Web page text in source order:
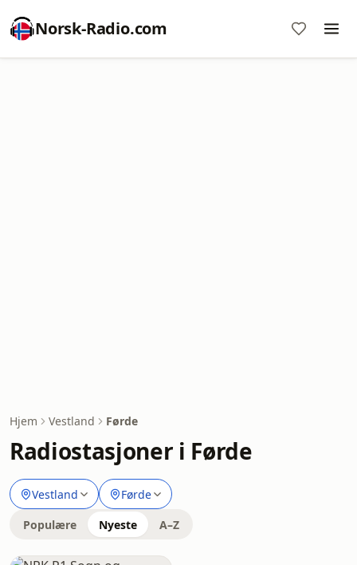
Norsk-Radio.com
Hjem Vestland Førde
Radiostasjoner i Førde
Vestland Førde
Populære Nyeste A–Z